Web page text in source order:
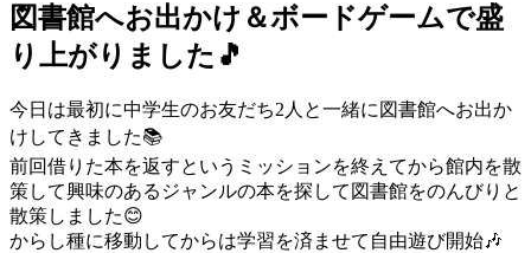
図書館へお出かけ＆ボードゲームで盛
り上がりました🎵
今日は最初に中学生のお友だち2人と一緒に図書館へお出か
けしてきました📚
前回借りた本を返すというミッションを終えてから館内を散
策して興味のあるジャンルの本を探して図書館をのんびりと
散策しました😊
からし種に移動してからは学習を済ませて自由遊び開始🎶